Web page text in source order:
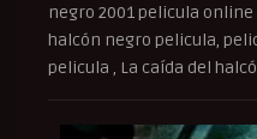
negro 2001 pelicula
halcón negro pelicula,
pelicula , La caída del